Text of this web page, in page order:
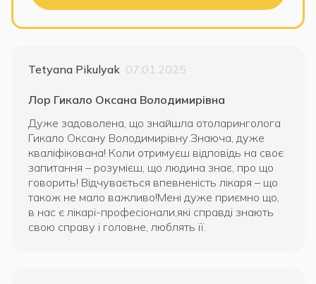
Tetyana Pikulyak 07.01.2025
Лор Гикало Оксана Володимирівна
Дуже задоволена, що знайшла отоларинголога
Гикало Оксану Володимирівну.Знаюча, дуже
кваліфікована! Коли отримуєш відповідь на своє
запитання – розумієш, що людина знає, про що
говорить! Відчувається впевненість лікаря – що
також не мало важливо!Мені дуже приємно що,
в нас є лікарі-професіонали,які справді знають
свою справу і головне, люблять її.